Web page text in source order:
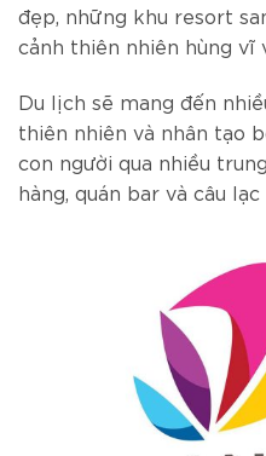
đẹp, những khu resort
cảnh thiên nhiên hùng vĩ
Du lịch sẽ mang đến
thiên nhiên và nhân tạo
con người qua nhiều
hàng, quán bar và câu lạc